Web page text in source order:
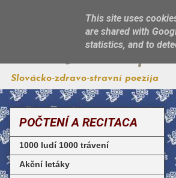
Jest, jak sa
Slovácko-zdravo-stravní poezija
POČTENÍ A RECITACA
1000 ludí 1000 trávení
Akční letáky
This site uses
are shared with
statistics, and to